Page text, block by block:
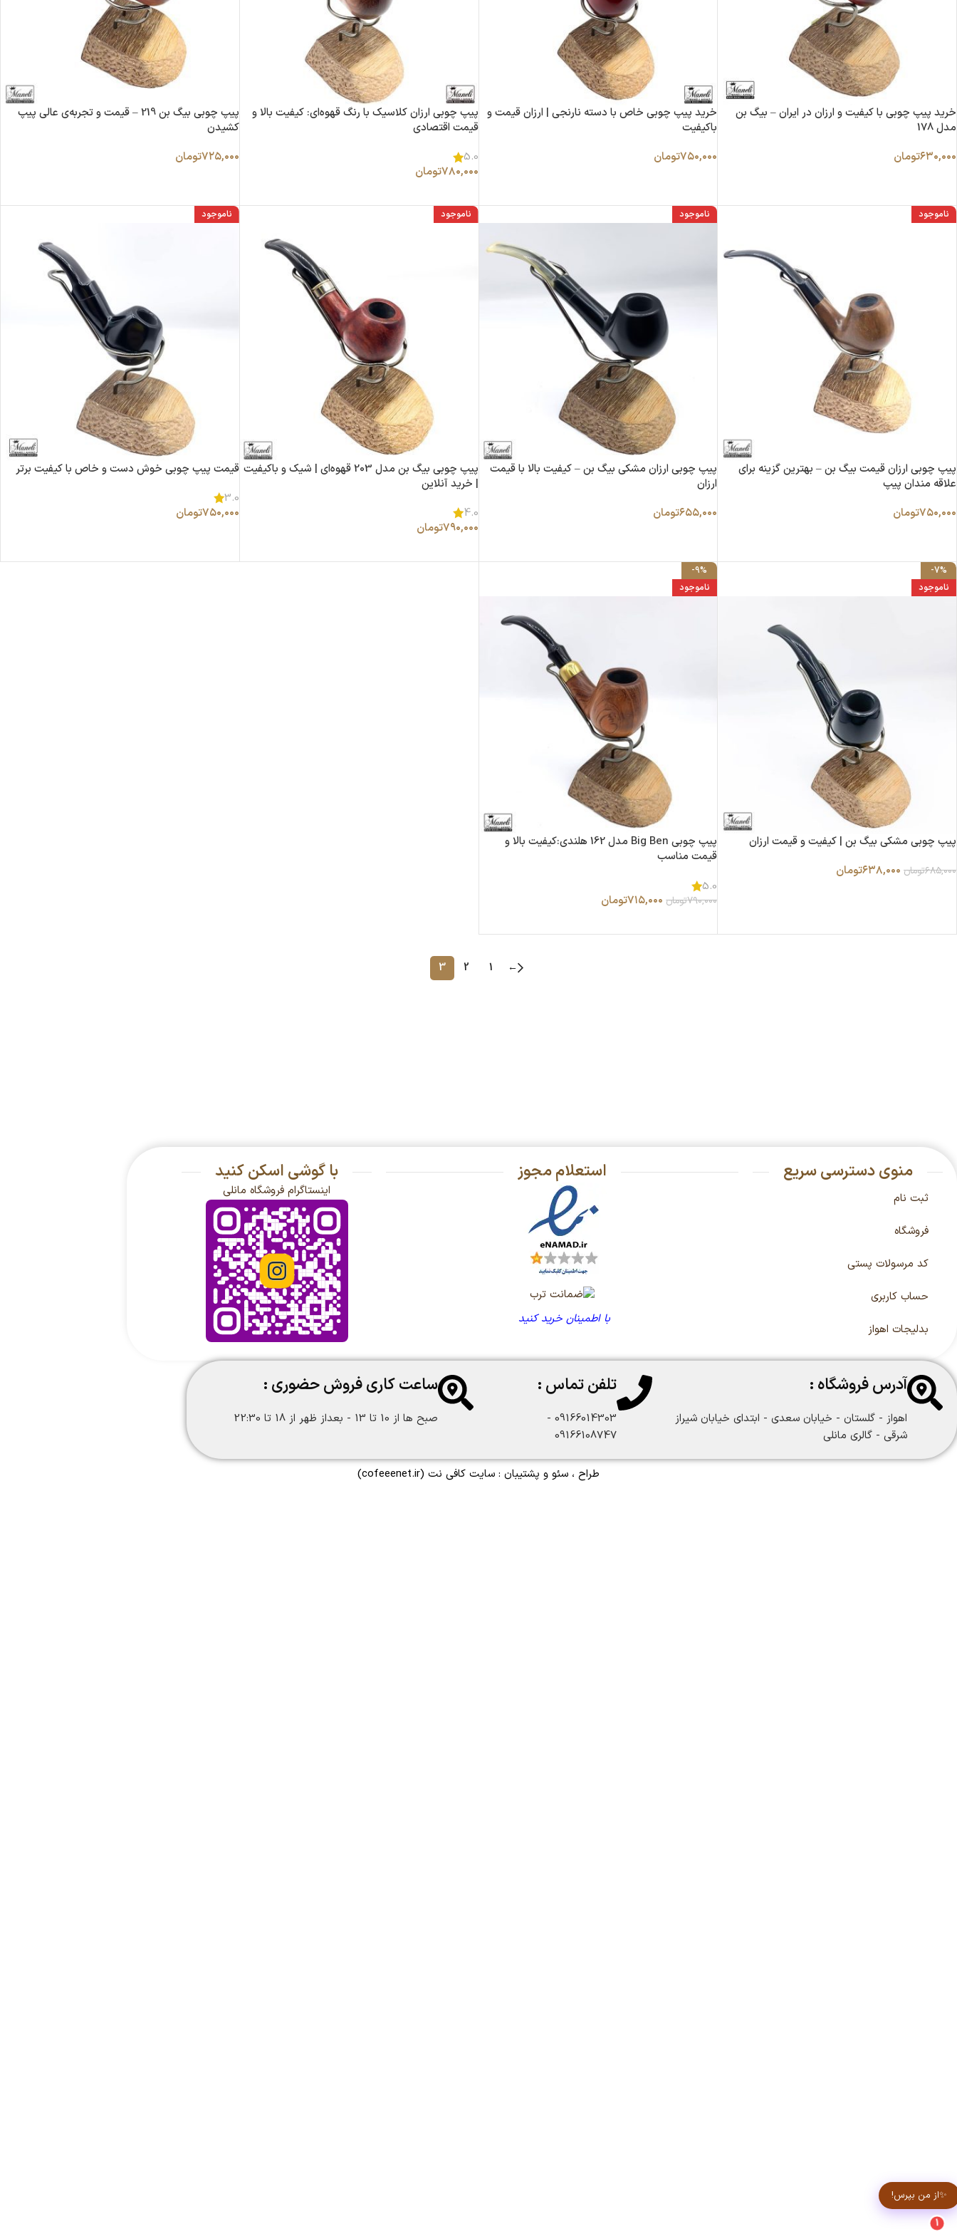
خرید پیپ چوبی با کیفیت و ارزان در ایران – بیگ بن
مدل 178
۶۳۰,۰۰۰تومان
خرید پیپ چوبی خاص با دسته نارنجی | ارزان قیمت و
باکیفیت
۷۵۰,۰۰۰تومان
پیپ چوبی ارزان کلاسیک با رنگ قهوه‌ای: کیفیت بالا و
قیمت اقتصادی
5.0
۷۸۰,۰۰۰تومان
پیپ چوبی بیگ بن 219 – قیمت و تجربه‌ی عالی پیپ
کشیدن
۷۲۵,۰۰۰تومان
ناموجود
پیپ چوبی ارزان قیمت بیگ بن – بهترین گزینه برای
علاقه مندان پیپ
۷۵۰,۰۰۰تومان
ناموجود
پیپ چوبی ارزان مشکی بیگ بن – کیفیت بالا با قیمت
ارزان
۶۵۵,۰۰۰تومان
ناموجود
پیپ چوبی بیگ بن مدل 203 قهوه‌ای | شیک و باکیفیت
| خرید آنلاین
4.0
۷۹۰,۰۰۰تومان
ناموجود
قیمت پیپ چوبی خوش دست و خاص با کیفیت برتر
3.0
۷۵۰,۰۰۰تومان
-7%
ناموجود
پیپ چوبی مشکی بیگ بن | کیفیت و قیمت ارزان
۶۸۵,۰۰۰تومان ۶۳۸,۰۰۰تومان
-9%
ناموجود
پیپ چوبی Big Ben مدل 162 هلندی:کیفیت بالا و
قیمت مناسب
5.0
۷۹۰,۰۰۰تومان ۷۱۵,۰۰۰تومان
←
1
2
3
منوی دسترسی سریع
ثبت نام
فروشگاه
کد مرسولات پستی
حساب کاربری
بدلیجات اهواز
استعلام مجوز
با اطمینان خرید کنید
با گوشی اسکن کنید
اینستاگرام فروشگاه مانلی
آدرس فروشگاه :
اهواز - گلستان - خیابان سعدی - ابتدای خیابان شیراز
شرقی - گالری مانلی
تلفن تماس :
09166014303 -
09166108747
ساعت کاری فروش حضوری :
صبح ها از 10 تا 13 - بعداز ظهر از 18 تا 22:30
طراح ، سئو و پشتیبان : سایت کافی نت (cofeeenet.ir)
✨از من بپرس!
1